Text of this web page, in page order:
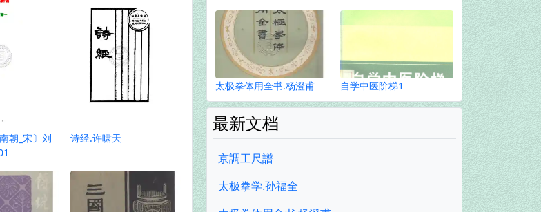
朝_宋〕刘
诗经.许啸天
太极拳体用全书.杨澄甫 自学中医阶梯1
最新文档
京調工尺譜
太极拳学.孙福全